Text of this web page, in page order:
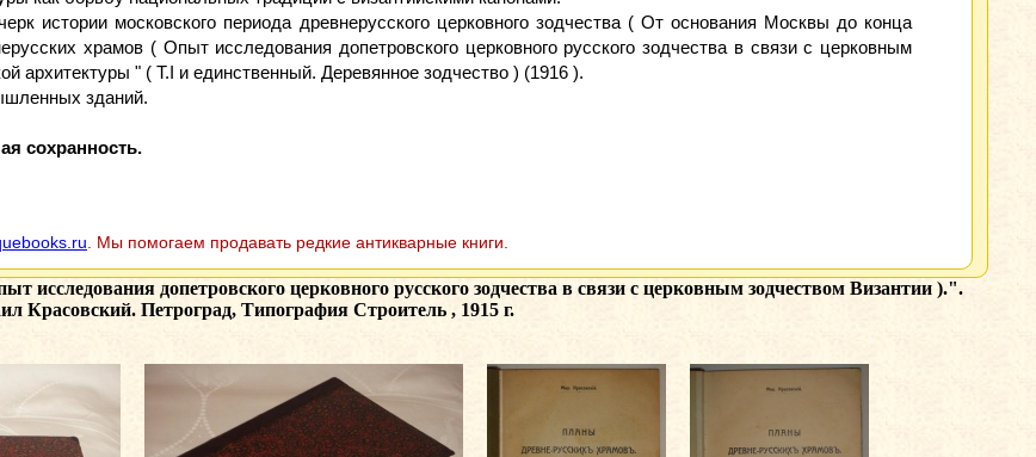
истории московского периода древнерусского церковного зодчества ( От основания Москвы до конца
храмов ( Опыт исследования допетровского церковного русского зодчества в связи с церковным
архитектуры " ( Т.I и единственный. Деревянное зодчество ) (1916 ).
зданий.
сохранность.
. Мы помогаем продавать редкие антикварные книги.
исследования допетровского церковного русского зодчества в связи с церковным зодчеством Византии ).".
Красовский. Петроград, Типография Строитель , 1915 г.